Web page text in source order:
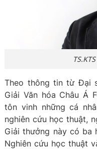
Theo thông tin từ Đại
Giải Văn hóa Châu Á
tôn vinh những cá
nghiên cứu học thuật,
Giải thưởng này có ba
Nghiên cứu học thuật